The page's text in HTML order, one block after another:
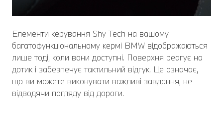
Елементи керування Shy Tech на вашому
багатофункціональному кермі BMW відображаються
лише тоді, коли вони доступні. Поверхня реагує на
дотик і забезпечує тактильний відгук. Це означає,
що ви можете виконувати важливі завдання, не
відводячи погляду від дороги.